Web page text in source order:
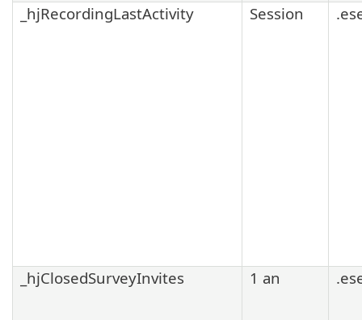
_hjRecordingLastActivity Session
_hjClosedSurveyInvites 1 an